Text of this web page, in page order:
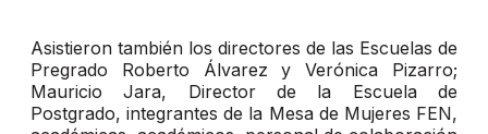
Asistieron también los directores de las Escuelas de
Pregrado Roberto Álvarez y Verónica Pizarro;
Mauricio Jara, Director de la Escuela de
Postgrado, integrantes de la Mesa de Mujeres FEN,